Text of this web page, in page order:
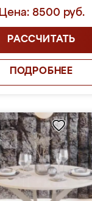
Цена: 8500 руб.
РАССЧИТАТЬ
ПОДРОБНЕЕ